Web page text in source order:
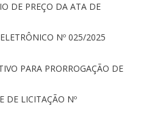
DE PREÇO DA ATA DE
Nº 025/2025
PARA PRORROGAÇÃO DE
DE LICITAÇÃO Nº